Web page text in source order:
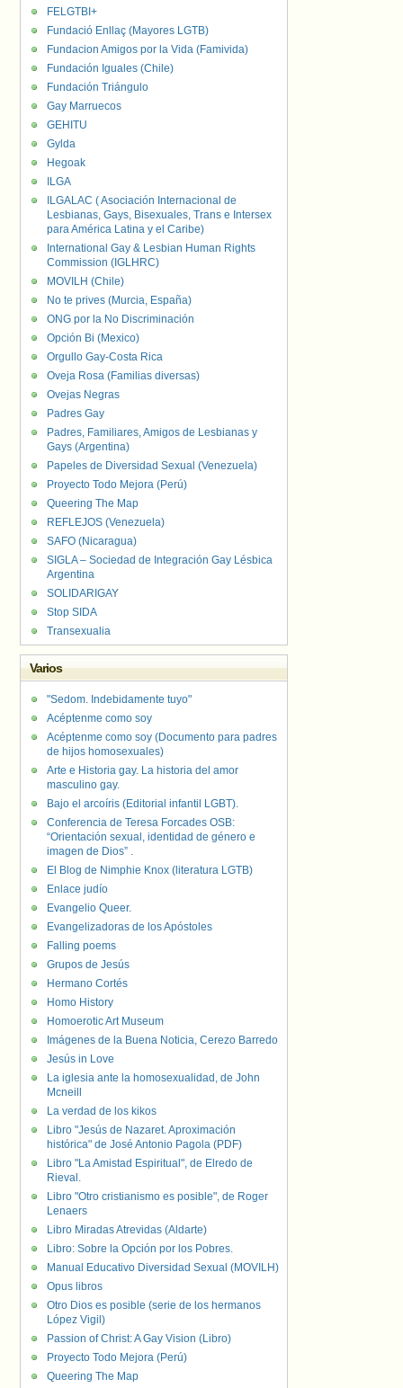
FELGTBI+
Fundació Enllaç (Mayores LGTB)
Fundacion Amigos por la Vida (Famivida)
Fundación Iguales (Chile)
Fundación Triángulo
Gay Marruecos
GEHITU
Gylda
Hegoak
ILGA
ILGALAC ( Asociación Internacional de
Lesbianas, Gays, Bisexuales, Trans e Intersex
para América Latina y el Caribe)
International Gay & Lesbian Human Rights
Commission (IGLHRC)
MOVILH (Chile)
No te prives (Murcia, España)
ONG por la No Discriminación
Opción Bi (Mexico)
Orgullo Gay-Costa Rica
Oveja Rosa (Familias diversas)
Ovejas Negras
Padres Gay
Padres, Familiares, Amigos de Lesbianas y
Gays (Argentina)
Papeles de Diversidad Sexual (Venezuela)
Proyecto Todo Mejora (Perú)
Queering The Map
REFLEJOS (Venezuela)
SAFO (Nicaragua)
SIGLA – Sociedad de Integración Gay Lésbica
Argentina
SOLIDARIGAY
Stop SIDA
Transexualia
Varios
"Sedom. Indebidamente tuyo"
Acéptenme como soy
Acéptenme como soy (Documento para padres
de hijos homosexuales)
Arte e Historia gay. La historia del amor
masculino gay.
Bajo el arcoíris (Editorial infantil LGBT).
Conferencia de Teresa Forcades OSB:
“Orientación sexual, identidad de género e
imagen de Dios” .
El Blog de Nimphie Knox (literatura LGTB)
Enlace judío
Evangelio Queer.
Evangelizadoras de los Apóstoles
Falling poems
Grupos de Jesús
Hermano Cortés
Homo History
Homoerotic Art Museum
Imágenes de la Buena Noticia, Cerezo Barredo
Jesús in Love
La iglesia ante la homosexualidad, de John
Mcneill
La verdad de los kikos
Libro "Jesús de Nazaret. Aproximación
histórica" de José Antonio Pagola (PDF)
Libro "La Amistad Espiritual", de Elredo de
Rieval.
Libro "Otro cristianismo es posible", de Roger
Lenaers
Libro Miradas Atrevidas (Aldarte)
Libro: Sobre la Opción por los Pobres.
Manual Educativo Diversidad Sexual (MOVILH)
Opus libros
Otro Dios es posible (serie de los hermanos
López Vigil)
Passion of Christ: A Gay Vision (Libro)
Proyecto Todo Mejora (Perú)
Queering The Map